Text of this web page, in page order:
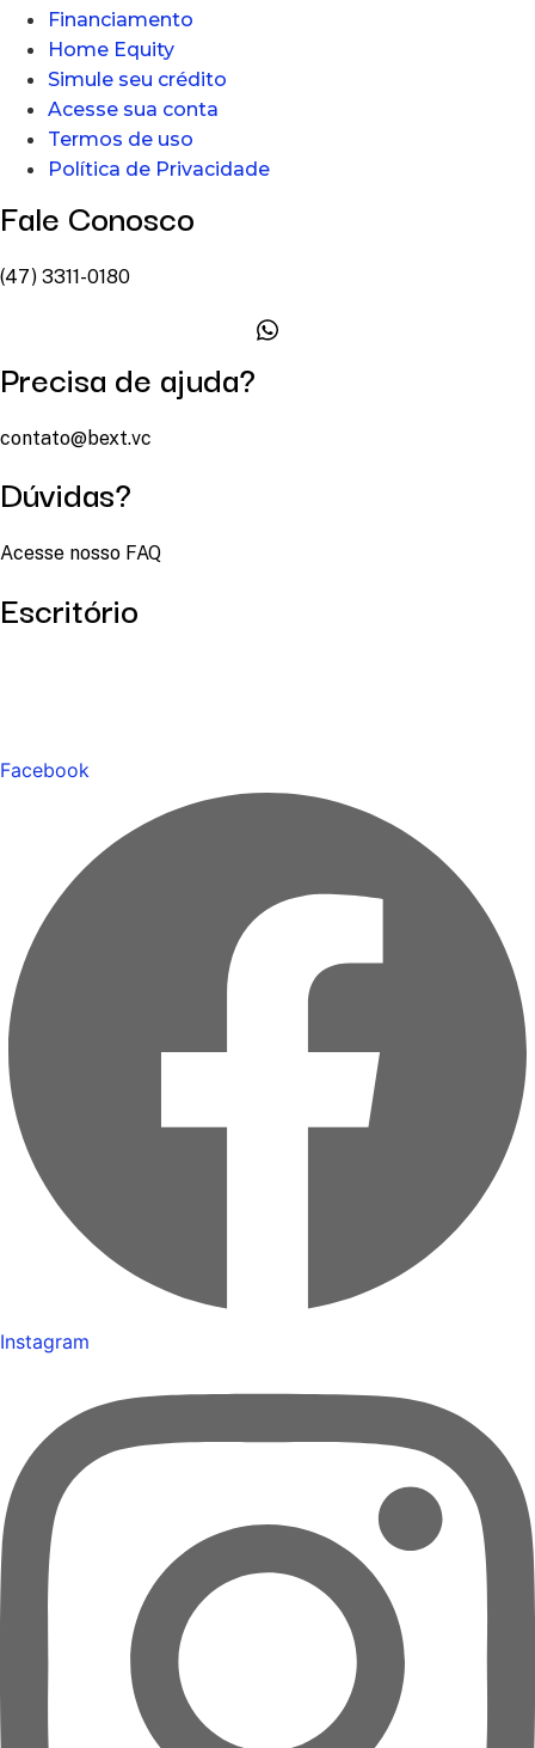
Financiamento
Home Equity
Simule seu crédito
Acesse sua conta
Termos de uso
Política de Privacidade
Fale Conosco
(47) 3311-0180
Precisa de ajuda?
contato@bext.vc
Dúvidas?
Acesse nosso FAQ
Escritório
Facebook
Instagram